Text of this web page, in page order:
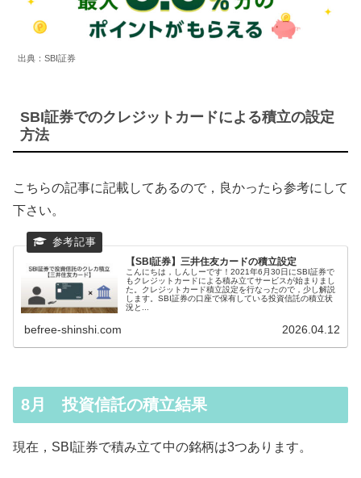
出典：SBI証券
SBI証券でのクレジットカードによる積立の設定
方法
こちらの記事に記載してあるので，良かったら参考にして
下さい。
【SBI証券】三井住友カードの積立設定
こんにちは，しんしーです！2021年6月30日にSBI証券で
もクレジットカードによる積み立てサービスが始まりまし
た。クレジットカード積立設定を行なったので，少し解説
します。SBI証券の口座で保有している投資信託の積立状
況と...
befree-shinshi.com 2026.04.12
8月 投資信託の積立結果
現在，SBI証券で積み立て中の銘柄は3つあります。